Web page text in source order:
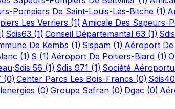
Pompiers De Saint-Louis-Lès-Bitche (1)
Les Verriers (1) Amicale Des Sapeurs-
Sdis63 (1) Conseil Départemantal 63 (1)
De Kembs (1) Sispam (1) Aéroport
(1) S (1) Aéroport De Poitiers-Biard (1)
56 (1) Sdis 971 (1) Société
(0) Center Parcs Les Bois-Francs (0) Sdis40
(0) Groupe Safran (0) Dgac (0)